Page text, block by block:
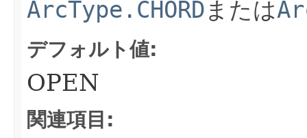
ArcType.CHORDまたは
デフォルト値:
OPEN
関連項目: